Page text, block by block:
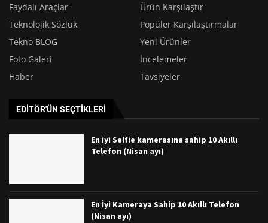
Faydalı Araçlar
Ürün Karşılaştır
Teknolojik Sözlük
Popüler Karşılaştırmalar
Tekno BLOG
Yeni Ürünler
Foto Galeri
İncelemeler
Haber
Tavsiyeler
EDITÖR'ÜN SEÇTIKLERI
En iyi Selfie kamerasına sahip 10 Akıllı
Telefon (Nisan ayı)
En İyi Kameraya Sahip 10 Akıllı Telefon
(Nisan ayı)